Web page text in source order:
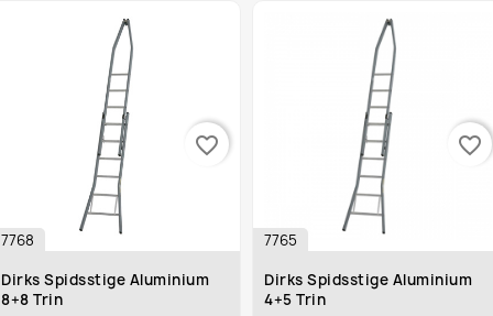
Spidsstige Aluminium
Trin
7765
Dirks Spidsstige Aluminium
4+5 Trin